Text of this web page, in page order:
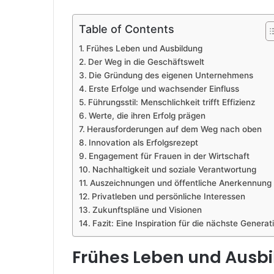
Table of Contents
Frühes Leben und Ausbildung
Der Weg in die Geschäftswelt
Die Gründung des eigenen Unternehmens
Erste Erfolge und wachsender Einfluss
Führungsstil: Menschlichkeit trifft Effizienz
Werte, die ihren Erfolg prägen
Herausforderungen auf dem Weg nach oben
Innovation als Erfolgsrezept
Engagement für Frauen in der Wirtschaft
Nachhaltigkeit und soziale Verantwortung
Auszeichnungen und öffentliche Anerkennung
Privatleben und persönliche Interessen
Zukunftspläne und Visionen
Fazit: Eine Inspiration für die nächste
Frühes Leben und